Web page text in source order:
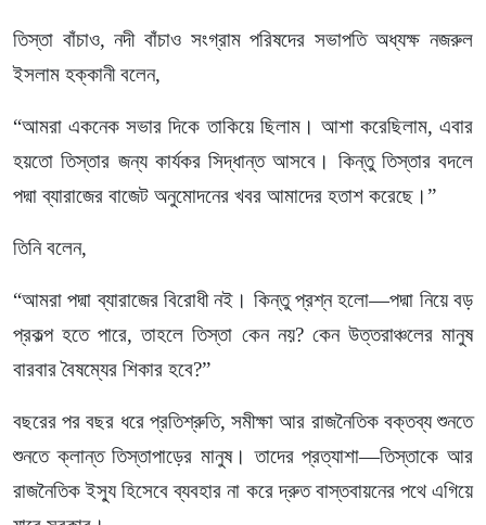
তিস্তা বাঁচাও, নদী বাঁচাও সংগ্রাম পরিষদের সভাপতি অধ্যক্ষ নজরুল
ইসলাম হক্কানী বলেন,
“আমরা একনেক সভার দিকে তাকিয়ে ছিলাম। আশা করেছিলাম, এবার
হয়তো তিস্তার জন্য কার্যকর সিদ্ধান্ত আসবে। কিন্তু তিস্তার বদলে
পদ্মা ব্যারাজের বাজেট অনুমোদনের খবর আমাদের হতাশ করেছে।”
তিনি বলেন,
“আমরা পদ্মা ব্যারাজের বিরোধী নই। কিন্তু প্রশ্ন হলো—পদ্মা নিয়ে বড়
প্রকল্প হতে পারে, তাহলে তিস্তা কেন নয়? কেন উত্তরাঞ্চলের মানুষ
বারবার বৈষম্যের শিকার হবে?”
বছরের পর বছর ধরে প্রতিশ্রুতি, সমীক্ষা আর রাজনৈতিক বক্তব্য শুনতে
শুনতে ক্লান্ত তিস্তাপাড়ের মানুষ। তাদের প্রত্যাশা—তিস্তাকে আর
রাজনৈতিক ইস্যু হিসেবে ব্যবহার না করে দ্রুত বাস্তবায়নের পথে এগিয়ে